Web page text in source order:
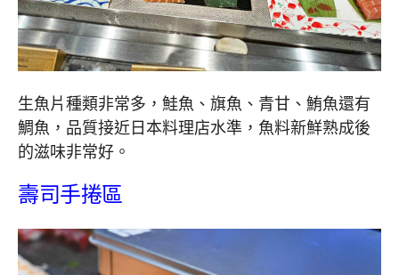
生魚片種類非常多，鮭魚、旗魚、青甘、鮪魚還有
鯛魚，品質接近日本料理店水準，魚料新鮮熟成後
的滋味非常好。
壽司手捲區